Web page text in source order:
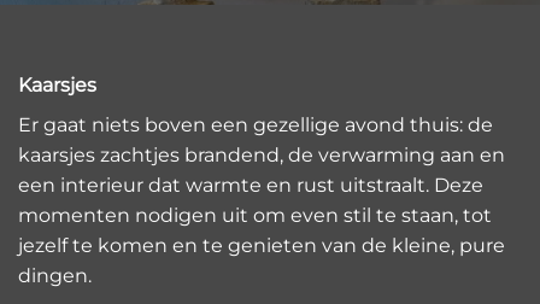
Kaarsjes
Er gaat niets boven een gezellige avond thuis: de
kaarsjes zachtjes brandend, de verwarming aan en
een interieur dat warmte en rust uitstraalt. Deze
momenten nodigen uit om even stil te staan, tot
jezelf te komen en te genieten van de kleine, pure
dingen.